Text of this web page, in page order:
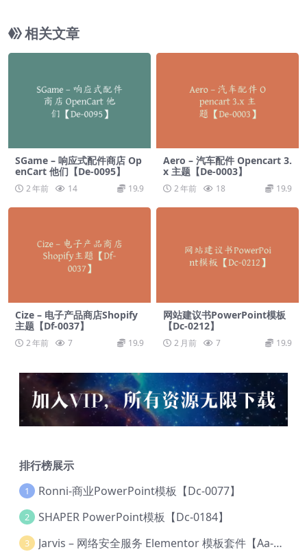
相关文章
SGame – 响应式配件商店 Op
enCart 他们【De-0095】
2 年前 14 19.9
Aero – 汽车配件 Opencart 3.
x 主题【De-0003】
2 年前 18 19.9
Cize – 电子产品商店Shopify
主题【Df-0037】
2 年前 7 19.9
网站建议书PowerPoint模板
【Dc-0212】
2 月前 7 19.9
排行榜展示
1 Ronni-商业PowerPoint模板【Dc-0077】
2 SHAPER PowerPoint模板【Dc-0184】
3 Jarvis – 网络安全服务 Elementor 模板套件【Aa-0035】